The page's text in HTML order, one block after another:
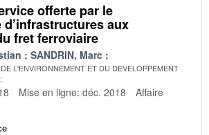
offerte par le
aux
fret ferroviaire
SANDRIN, Marc
L'ENVIRONNEMENT ET DU DEVELOPPEMENT
Mise en ligne: déc. 2018
Affaire